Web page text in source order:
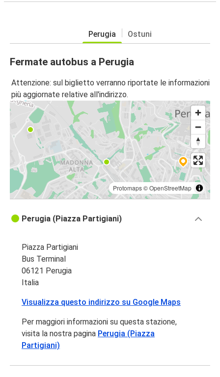
Perugia Ostuni
Fermate autobus a Perugia
Attenzione: sul biglietto verranno riportate le informazioni
più aggiornate relative all'indirizzo.
Protomaps©OpenStreetMap
Perugia (Piazza Partigiani)
Piazza Partigiani
Bus Terminal
06121 Perugia
Italia
Visualizza questo indirizzo su Google Maps
Per maggiori informazioni su questa stazione,
visita la nostra pagina Perugia (Piazza
Partigiani)